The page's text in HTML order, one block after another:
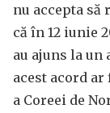
nu accepta să
că în 12 iunie
au ajuns la un
acest acord
a Coreei de